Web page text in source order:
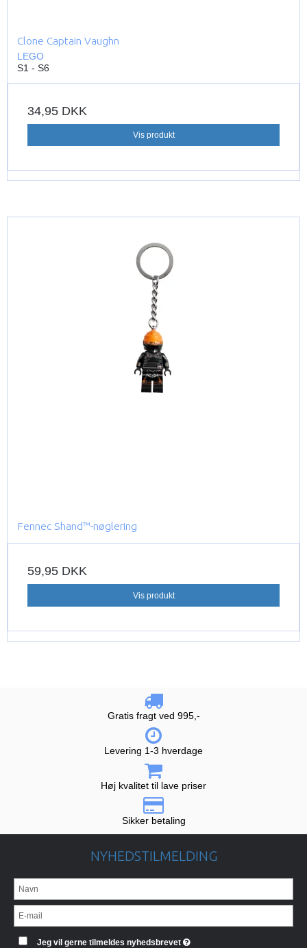
Clone Captain Vaughn
LEGO
S1 - S6
34,95 DKK
Vis produkt
Fennec Shand™-nøglering
59,95 DKK
Vis produkt
Gratis fragt ved 995,-
Levering 1-3 hverdage
Høj kvalitet til lave priser
Sikker betaling
NYHEDSTILMELDING
Jeg vil gerne tilmeldes nyhedsbrevet